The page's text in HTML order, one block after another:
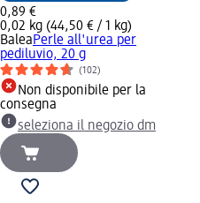
0,89 €
0,02 kg (44,50 € / 1 kg)
BaleaPerle all'urea per
pediluvio, 20 g
(102)
Non disponibile per la
consegna
seleziona il negozio dm